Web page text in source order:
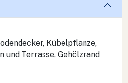
Kübelpflanze,
und Terrasse, Gehölzrand